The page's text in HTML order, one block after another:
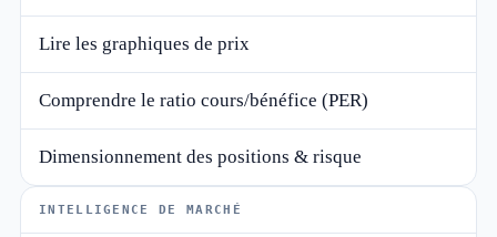
Lire les graphiques de prix
Comprendre le ratio cours/bénéfice (PER)
Dimensionnement des positions & risque
INTELLIGENCE DE MARCHÉ